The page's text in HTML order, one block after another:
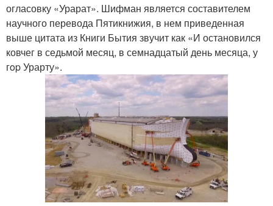
огласовку «Урарат». Шифман является составителем
научного перевода Пятикнижия, в нем приведенная
выше цитата из Книги Бытия звучит как «И остановился
ковчег в седьмой месяц, в семнадцатый день месяца, у
гop Урарту».